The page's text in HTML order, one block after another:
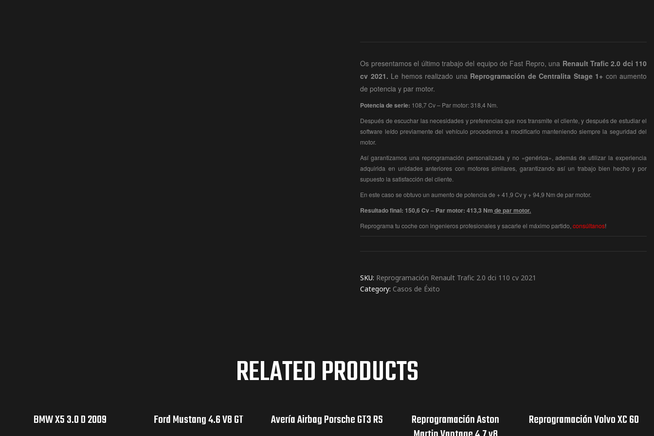
Os presentamos el último trabajo del equipo de Fast Repro, una Renault Trafic 2.0 dci 110
cv 2021. Le hemos realizado una Reprogramación de Centralita Stage 1+ con aumento
de potencia y par motor.
Potencia de serie: 108,7 Cv – Par motor: 318,4 Nm.
Después de escuchar las necesidades y preferencias que nos transmite el cliente, y después de estudiar el
software leído previamente del vehículo procedemos a modificarlo manteniendo siempre la seguridad del
motor.
Así garantizamos una reprogramación personalizada y no «genérica», además de utilizar la experiencia
adquirida en unidades anteriores con motores similares, garantizando así un trabajo bien hecho y por
supuesto la satisfacción del cliente.
En este caso se obtuvo un aumento de potencia de + 41,9 Cv y + 94,9 Nm de par motor.
Resultado final: 150,6 Cv – Par motor: 413,3 Nm de par motor.
Reprograma tu coche con ingenieros profesionales y sacarle el máximo partido,consúltanos!
SKU: Reprogramación Renault Trafic 2.0 dci 110 cv 2021
Category: Casos de Éxito
RELATED PRODUCTS
BMW X5 3.0 D 2009 Ford Mustang 4.6 V8 GT Avería Airbag Porsche GT3 RS
Reprogramación Aston
Reprogramación Volvo XC 60